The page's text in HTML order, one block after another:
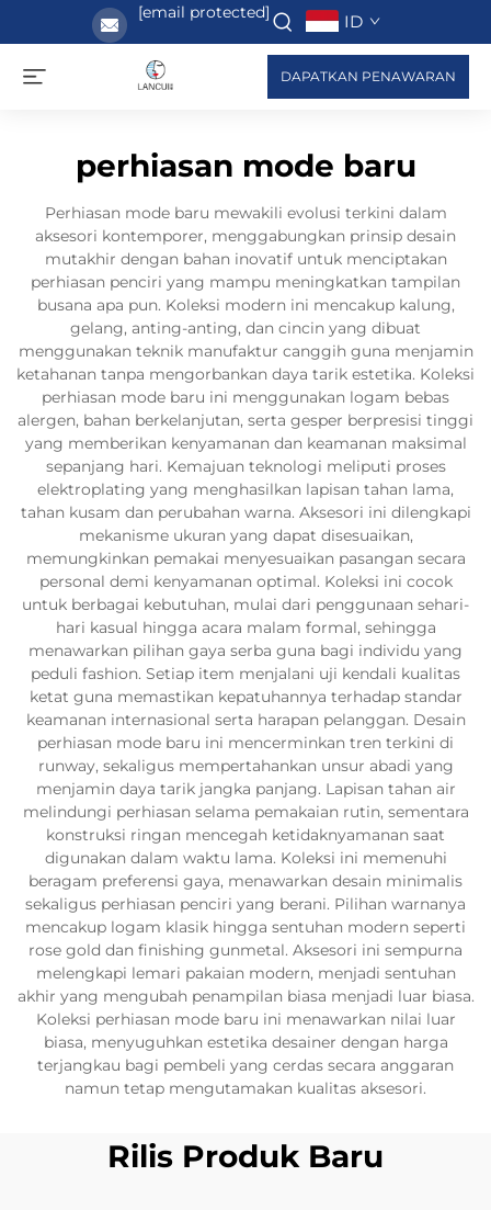
[email protected] ID
DAPATKAN PENAWARAN
perhiasan mode baru
Perhiasan mode baru mewakili evolusi terkini dalam
aksesori kontemporer, menggabungkan prinsip desain
mutakhir dengan bahan inovatif untuk menciptakan
perhiasan penciri yang mampu meningkatkan tampilan
busana apa pun. Koleksi modern ini mencakup kalung,
gelang, anting-anting, dan cincin yang dibuat
menggunakan teknik manufaktur canggih guna menjamin
ketahanan tanpa mengorbankan daya tarik estetika. Koleksi
perhiasan mode baru ini menggunakan logam bebas
alergen, bahan berkelanjutan, serta gesper berpresisi tinggi
yang memberikan kenyamanan dan keamanan maksimal
sepanjang hari. Kemajuan teknologi meliputi proses
elektroplating yang menghasilkan lapisan tahan lama,
tahan kusam dan perubahan warna. Aksesori ini dilengkapi
mekanisme ukuran yang dapat disesuaikan,
memungkinkan pemakai menyesuaikan pasangan secara
personal demi kenyamanan optimal. Koleksi ini cocok
untuk berbagai kebutuhan, mulai dari penggunaan sehari-
hari kasual hingga acara malam formal, sehingga
menawarkan pilihan gaya serba guna bagi individu yang
peduli fashion. Setiap item menjalani uji kendali kualitas
ketat guna memastikan kepatuhannya terhadap standar
keamanan internasional serta harapan pelanggan. Desain
perhiasan mode baru ini mencerminkan tren terkini di
runway, sekaligus mempertahankan unsur abadi yang
menjamin daya tarik jangka panjang. Lapisan tahan air
melindungi perhiasan selama pemakaian rutin, sementara
konstruksi ringan mencegah ketidaknyamanan saat
digunakan dalam waktu lama. Koleksi ini memenuhi
beragam preferensi gaya, menawarkan desain minimalis
sekaligus perhiasan penciri yang berani. Pilihan warnanya
mencakup logam klasik hingga sentuhan modern seperti
rose gold dan finishing gunmetal. Aksesori ini sempurna
melengkapi lemari pakaian modern, menjadi sentuhan
akhir yang mengubah penampilan biasa menjadi luar biasa.
Koleksi perhiasan mode baru ini menawarkan nilai luar
biasa, menyuguhkan estetika desainer dengan harga
terjangkau bagi pembeli yang cerdas secara anggaran
namun tetap mengutamakan kualitas aksesori.
Rilis Produk Baru